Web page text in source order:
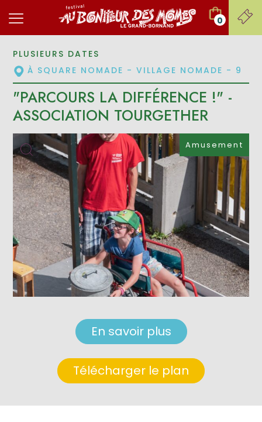
0
Télécharger le plan
En savoir plus
Amusement
PLUSIEURS DATES
À SQUARE NOMADE - VILLAGE NOMADE - 9
"PARCOURS LA DIFFÉRENCE !" -
ASSOCIATION TOURGETHER